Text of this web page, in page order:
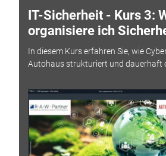
IT-Sicherheit - Kurs 3:
organisiere ich
In diesem Kurs erfahren Sie, wie
Autohaus strukturiert und dauerhaft